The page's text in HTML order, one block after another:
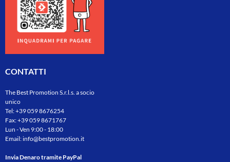
CONTATTI
The Best Promotion S.r.l.s. a socio
unico
Tel:+39 059 8676254
Fax: +39 059 8671767
Lun - Ven 9:00 - 18:00
Email:info@bestpromotion.it
Invia Denaro tramite PayPal